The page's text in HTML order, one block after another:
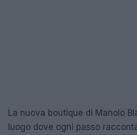
La nuova boutique di Manolo
luogo dove ogni passo